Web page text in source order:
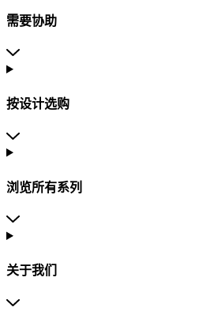
需要协助
按设计选购
浏览所有系列
关于我们